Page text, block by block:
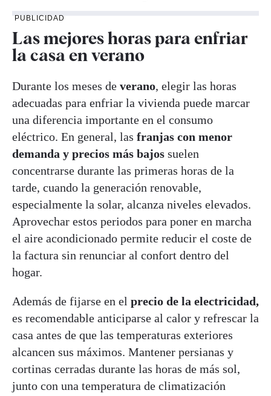
PUBLICIDAD
Las mejores horas para enfriar
la casa en verano
Durante los meses de verano, elegir las horas
adecuadas para enfriar la vivienda puede marcar
una diferencia importante en el consumo
eléctrico. En general, las franjas con menor
demanda y precios más bajos suelen
concentrarse durante las primeras horas de la
tarde, cuando la generación renovable,
especialmente la solar, alcanza niveles elevados.
Aprovechar estos periodos para poner en marcha
el aire acondicionado permite reducir el coste de
la factura sin renunciar al confort dentro del
hogar.
Además de fijarse en el precio de la electricidad,
es recomendable anticiparse al calor y refrescar la
casa antes de que las temperaturas exteriores
alcancen sus máximos. Mantener persianas y
cortinas cerradas durante las horas de más sol,
junto con una temperatura de climatización